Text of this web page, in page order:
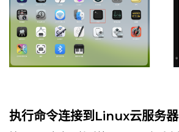
执行命令连接到Linux云服务器